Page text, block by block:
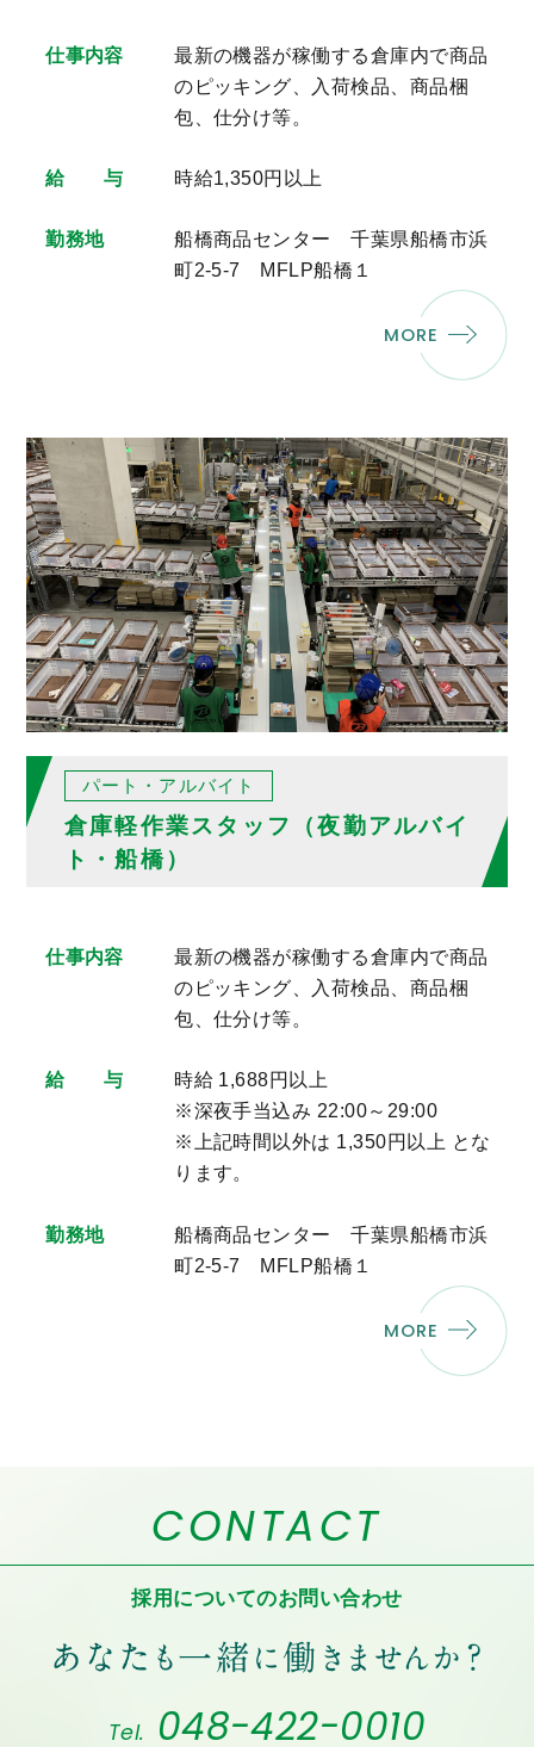
仕事内容
最新の機器が稼働する倉庫内で商品
のピッキング、入荷検品、商品梱
包、仕分け等。
給 与 時給1,350円以上
勤務地
船橋商品センター 千葉県船橋市浜
町2-5-7 MFLP船橋１
MORE
パート・アルバイト
倉庫軽作業スタッフ（夜勤アルバイ
ト・船橋）
仕事内容
最新の機器が稼働する倉庫内で商品
のピッキング、入荷検品、商品梱
包、仕分け等。
給 与
時給 1,688円以上
※深夜手当込み 22:00～29:00
※上記時間以外は 1,350円以上 とな
ります。
勤務地
船橋商品センター 千葉県船橋市浜
町2-5-7 MFLP船橋１
MORE
CONTACT
採用についてのお問い合わせ
Tel. 048-422-0010